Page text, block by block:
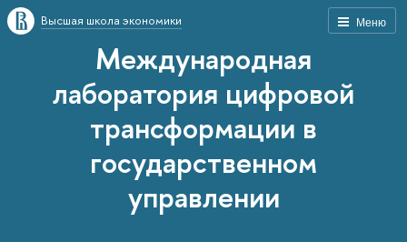
Меню
Высшая школа экономики
Международная
лаборатория цифровой
трансформации в
государственном
управлении